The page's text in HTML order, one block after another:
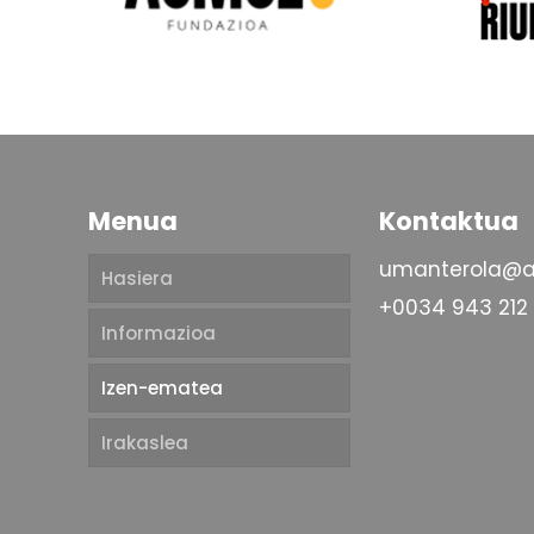
Menua
Hasiera
Informazioa
Izen-ematea
Irakaslea
Kontaktua
+0034 943